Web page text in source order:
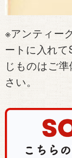
※アンティー
ートに入れ
じものはご
さい。